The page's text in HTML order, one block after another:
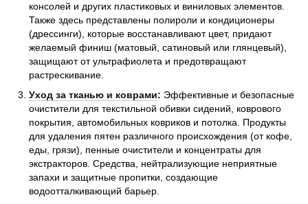
консолей и других пластиковых и виниловых элементов.
Также здесь представлены полироли и кондиционеры
(дрессинги), которые восстанавливают цвет, придают
желаемый финиш (матовый, сатиновый или глянцевый),
защищают от ультрафиолета и предотвращают
растрескивание.
Уход за тканью и коврами: Эффективные и безопасные
очистители для текстильной обивки сидений, коврового
покрытия, автомобильных ковриков и потолка. Продукты
для удаления пятен различного происхождения (от кофе,
еды, грязи), пенные очистители и концентраты для
экстракторов. Средства, нейтрализующие неприятные
запахи и защитные пропитки, создающие
водоотталкивающий барьер.